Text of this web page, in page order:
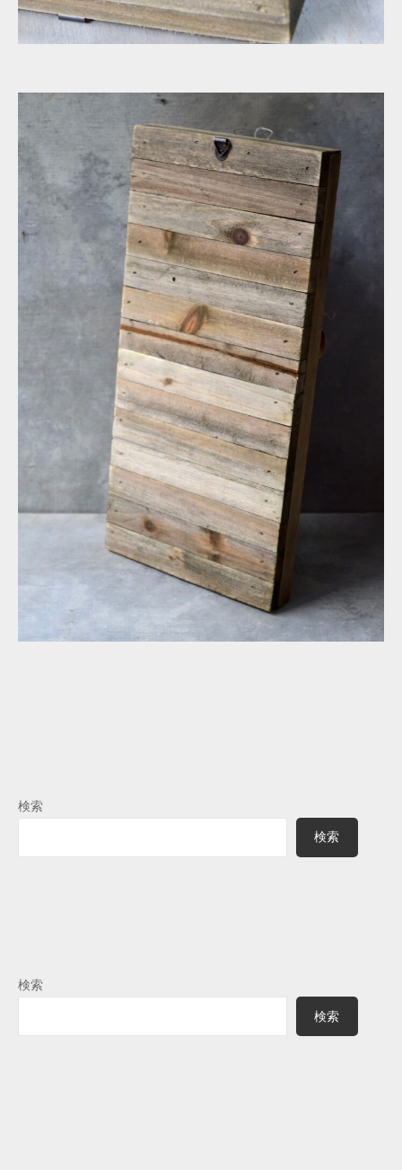
検索
検索
検索
検索